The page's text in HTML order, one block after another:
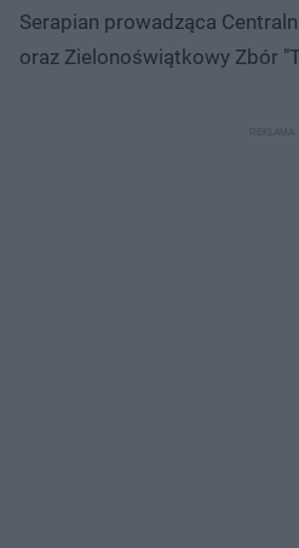
Serapian prowadząca
oraz Zielonoświątkowy Zbór